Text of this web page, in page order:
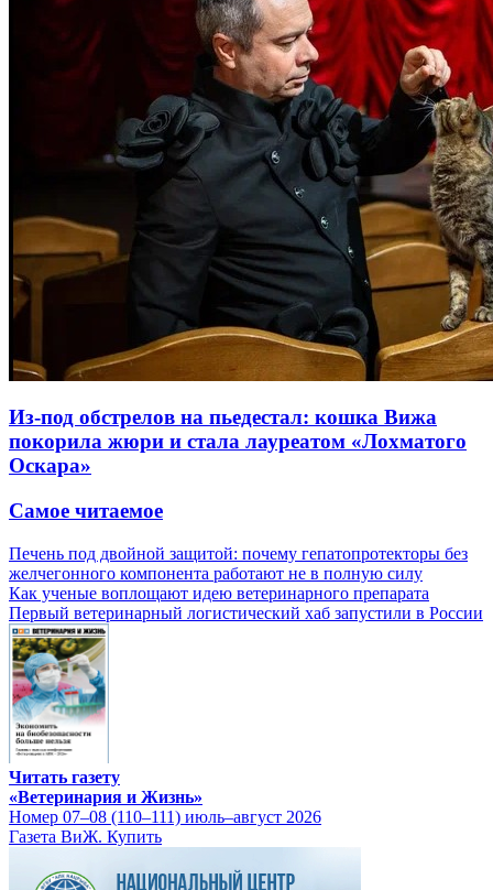
Из-под обстрелов на пьедестал: кошка Вижа
покорила жюри и стала лауреатом «Лохматого
Оскара»
Самое читаемое
Печень под двойной защитой: почему гепатопротекторы без
желчегонного компонента работают не в полную силу
Как ученые воплощают идею ветеринарного препарата
Первый ветеринарный логистический хаб запустили в России
Читать газету
«Ветеринария и Жизнь»
Номер 07–08 (110–111) июль–август 2026
Газета ВиЖ. Купить